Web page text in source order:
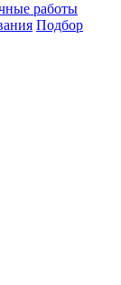
работы
Подбор